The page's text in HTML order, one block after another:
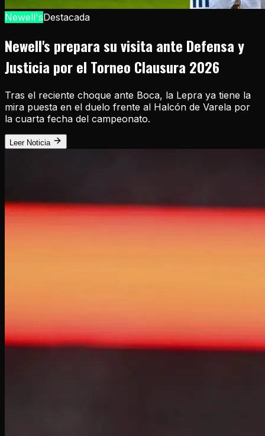
Newell'sDestacada
Newell's prepara su visita ante Defensa y
Justicia por el Torneo Clausura 2026
Tras el reciente choque ante Boca, la Lepra ya tiene la
mira puesta en el duelo frente al Halcón de Varela por
la cuarta fecha del campeonato.
Leer Noticia